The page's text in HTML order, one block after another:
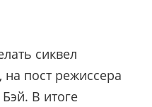
сиквел
, на пост режиссера
В итоге